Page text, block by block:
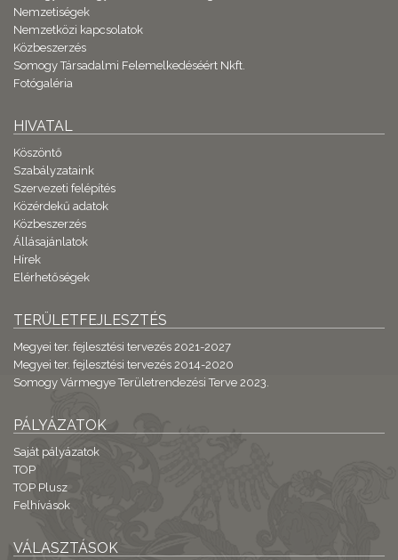
Nemzetiségek
Nemzetközi kapcsolatok
Közbeszerzés
Somogy Társadalmi Felemelkedéséért Nkft.
Fotógaléria
HIVATAL
Köszöntő
Szabályzataink
Szervezeti felépítés
Közérdekű adatok
Közbeszerzés
Állásajánlatok
Hírek
Elérhetőségek
TERÜLETFEJLESZTÉS
Megyei ter. fejlesztési tervezés 2021-2027
Megyei ter. fejlesztési tervezés 2014-2020
Somogy Vármegye Területrendezési Terve 2023.
PÁLYÁZATOK
Saját pályázatok
TOP
TOP Plusz
Felhívások
VÁLASZTÁSOK